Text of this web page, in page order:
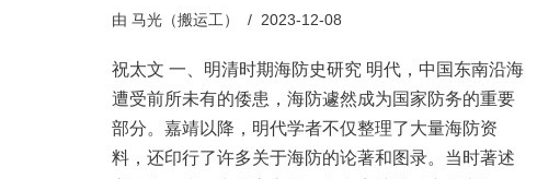
由 马光（搬运工） 2023-12-08
祝太文 一、明清时期海防史研究 明代，中国东南沿海
遭受前所未有的倭患，海防遽然成为国家防务的重要
部分。嘉靖以降，明代学者不仅整理了大量海防资
料，还印行了许多关于海防的论著和图录。当时著述